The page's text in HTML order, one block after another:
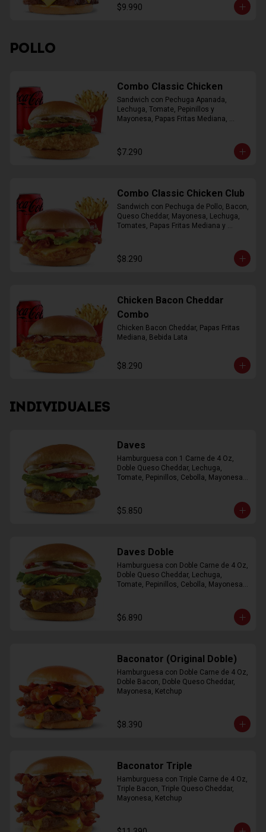
$9.990
POLLO
Combo Classic Chicken
Sandwich con Pechuga Apanada,
Lechuga, Tomate, Pepinillos y
Mayonesa, Papas Fritas Mediana,
$7.290
Combo Classic Chicken Club
Sandwich con Pechuga de Pollo, Bacon,
Queso Cheddar, Mayonesa, Lechuga,
Tomates, Papas Fritas Mediana y
$8.290
Chicken Bacon Cheddar
Combo
Chicken Bacon Cheddar, Papas Fritas
Mediana, Bebida Lata
$8.290
INDIVIDUALES
Daves
Hamburguesa con 1 Carne de 4 Oz,
Doble Queso Cheddar, Lechuga,
Tomate, Pepinillos, Cebolla, Mayonesa,
$5.850
Daves Doble
Hamburguesa con Doble Carne de 4 Oz,
Doble Queso Cheddar, Lechuga,
Tomate, Pepinillos, Cebolla, Mayonesa,
$6.890
Baconator (Original Doble)
Hamburguesa con Doble Carne de 4 Oz,
Doble Bacon, Doble Queso Cheddar,
Mayonesa, Ketchup
$8.390
Baconator Triple
Hamburguesa con Triple Carne de 4 Oz,
Triple Bacon, Triple Queso Cheddar,
Mayonesa, Ketchup